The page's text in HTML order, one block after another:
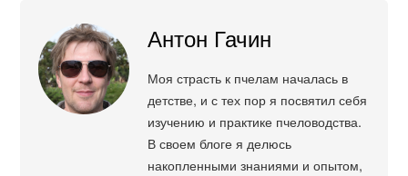
Антон Гачин
Моя страсть к пчелам началась в
детстве, и с тех пор я посвятил себя
изучению и практике пчеловодства.
В своем блоге я делюсь
накопленными знаниями и опытом,